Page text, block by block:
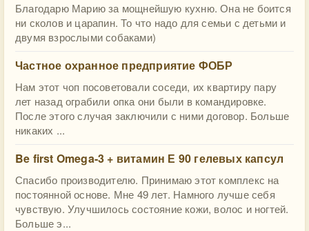
Благодарю Марию за мощнейшую кухню. Она не боится
ни сколов и царапин. То что надо для семьи с детьми и
двумя взрослыми собаками)
Частное охранное предприятие ФОБР
Нам этот чоп посоветовали соседи, их квартиру пару
лет назад ограбили опка они были в командировке.
После этого случая заключили с ними договор. Больше
никаких ...
Be first Omega-3 + витамин Е 90 гелевых капсул
Спасибо производителю. Принимаю этот комплекс на
постоянной основе. Мне 49 лет. Намного лучше себя
чувствую. Улучшилось состояние кожи, волос и ногтей.
Больше э...